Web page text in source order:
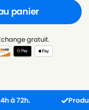
panier
gratuit.
Produit